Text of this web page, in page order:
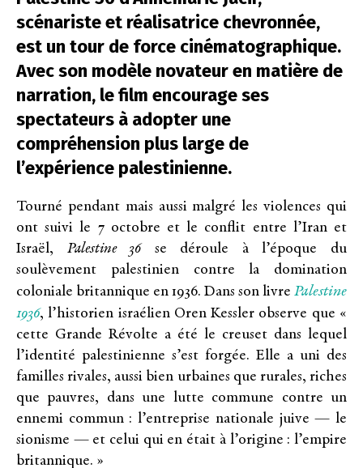
scénariste et réalisatrice chevronnée,
est un tour de force cinématographique.
Avec son modèle novateur en matière de
narration, le film encourage ses
spectateurs à adopter une
compréhension plus large de
l’expérience palestinienne.
Tourné pendant mais aussi malgré les violences qui
ont suivi le 7 octobre et le conflit entre l’Iran et
Israël, Palestine 36se déroule à l’époque du
soulèvement palestinien contre la domination
coloniale britannique en 1936. Dans son livre Palestine
1936, l’historien israélien Oren Kessler observe que «
cette Grande Révolte a été le creuset dans lequel
l’identité palestinienne s’est forgée. Elle a uni des
familles rivales, aussi bien urbaines que rurales, riches
que pauvres, dans une lutte commune contre un
ennemi commun : l’entreprise nationale juive — le
sionisme — et celui qui en était à l’origine : l’empire
britannique. »